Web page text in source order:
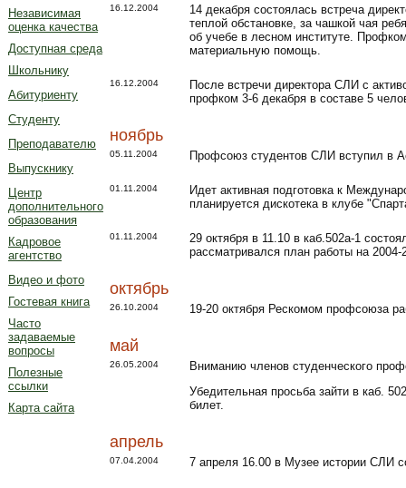
Независимая
оценка качества
Доступная среда
Школьнику
Абитуриенту
Студенту
Преподавателю
Выпускнику
Центр
дополнительного
образования
Кадровое
агентство
Видео и фото
Гостевая книга
Часто
задаваемые
вопросы
Полезные
ссылки
Карта сайта
16.12.2004
14 декабря состоялась встреча
теплой обстановке, за чашкой чая
об учебе в лесном институте.
материальную помощь.
16.12.2004
После встречи директора СЛИ с
профком 3-6 декабря в составе 5
ноябрь
05.11.2004 Профсоюз студентов СЛИ вступил в
01.11.2004
Идет активная подготовка к
планируется дискотека в клубе
01.11.2004
29 октября в 11.10 в каб.502а-1
рассматривался план работы на 2004-
октябрь
26.10.2004 19-20 октября Рескомом профсоюза
май
26.05.2004
Вниманию членов студенческого
Убедительная просьба зайти в каб.
билет.
апрель
07.04.2004 7 апреля 16.00 в Музее истории СЛИ